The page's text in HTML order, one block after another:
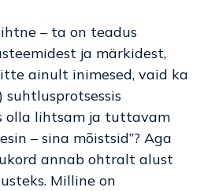
– ta on teadus
ja märkidest,
ainult inimesed, vaid ka
suhtlusprotsessis
olla lihtsam ja tuttavam
– sina mõistsid”? Aga
annab ohtralt alust
Milline on